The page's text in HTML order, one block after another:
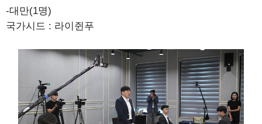
-대만(1명)
국가시드 : 라이쥔푸